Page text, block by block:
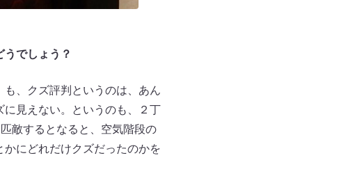
でしょう？
、クズ評判というのは、あん
見えない。というのも、２丁
敵するとなると、空気階段の
にどれだけクズだったのかを